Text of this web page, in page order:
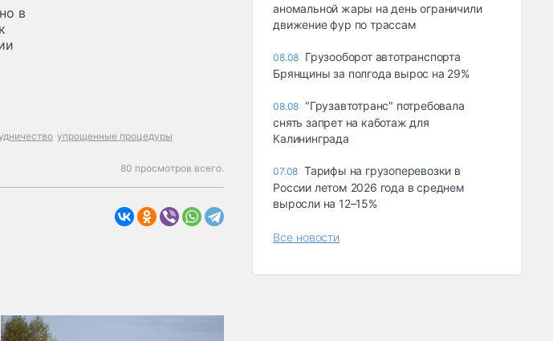
в
упрощенные процедуры
80 просмотров всего.
аномальной жары на день ограничили
движение фур по трассам
08.08 Грузооборот автотранспорта
Брянщины за полгода вырос на 29%
08.08 "Грузавтотранс" потребовала
снять запрет на каботаж для
Калининграда
07.08 Тарифы на грузоперевозки в
России летом 2026 года в среднем
выросли на 12–15%
Все новости